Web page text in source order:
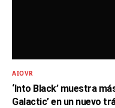
AIOVR
‘Into Black’ muestra
Galactic’ en un nuevo